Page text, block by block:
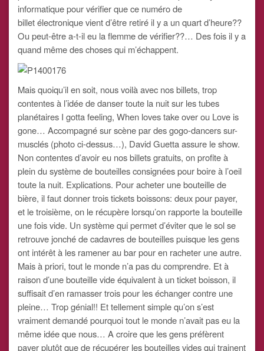
informatique pour vérifier que ce numéro de
billet électronique vient d’être retiré il y a un quart d’heure??
Ou peut-être a-t-il eu la flemme de vérifier??… Des fois il y a
quand même des choses qui m’échappent.
Mais quoiqu’il en soit, nous voilà avec nos billets, trop
contentes à l’idée de danser toute la nuit sur les tubes
planétaires I gotta feeling, When loves take over ou Love is
gone… Accompagné sur scène par des gogo-dancers sur-
musclés (photo ci-dessus…), David Guetta assure le show.
Non contentes d’avoir eu nos billets gratuits, on profite à
plein du système de bouteilles consignées pour boire à l’oeil
toute la nuit. Explications. Pour acheter une bouteille de
bière, il faut donner trois tickets boissons: deux pour payer,
et le troisième, on le récupère lorsqu’on rapporte la bouteille
une fois vide. Un système qui permet d’éviter que le sol se
retrouve jonché de cadavres de bouteilles puisque les gens
ont intérêt à les ramener au bar pour en racheter une autre.
Mais à priori, tout le monde n’a pas du comprendre. Et à
raison d’une bouteille vide équivalent à un ticket boisson, il
suffisait d’en ramasser trois pour les échanger contre une
pleine… Trop génial!! Et tellement simple qu’on s’est
vraiment demandé pourquoi tout le monde n’avait pas eu la
même idée que nous… A croire que les gens préfèrent
payer plutôt que de récupérer les bouteilles vides qui trainent